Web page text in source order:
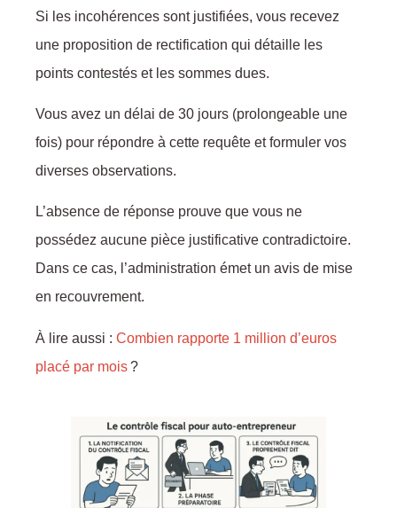
Si les incohérences sont justifiées, vous recevez
une proposition de rectification qui détaille les
points contestés et les sommes dues.
Vous avez un délai de 30 jours (prolongeable une
fois) pour répondre à cette requête et formuler vos
diverses observations.
L’absence de réponse prouve que vous ne
possédez aucune pièce justificative contradictoire.
Dans ce cas, l’administration émet un avis de mise
en recouvrement.
À lire aussi : Combien rapporte 1 million d’euros
placé par mois?